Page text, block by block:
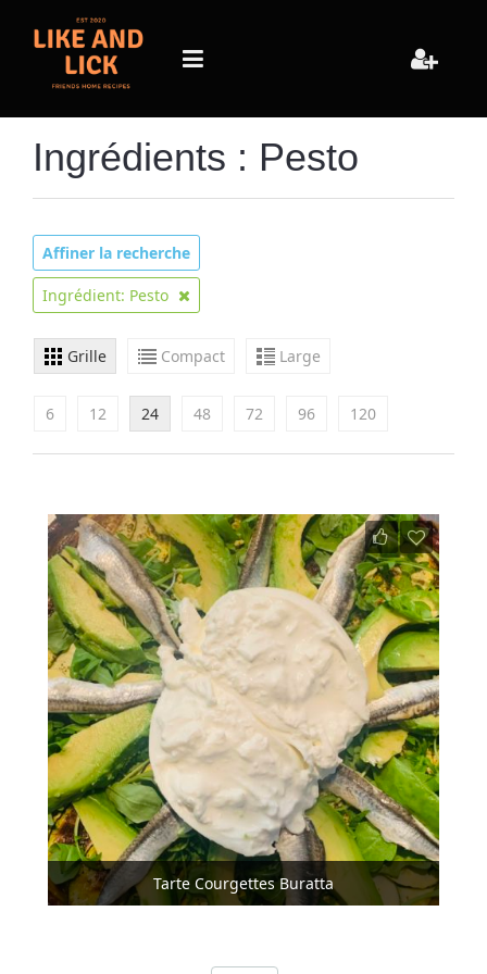
Ingrédients : Pesto
Affiner la recherche
Ingrédient: Pesto
Grille Compact Large
6 12 24 48 72 96 120
Tarte Courgettes Buratta